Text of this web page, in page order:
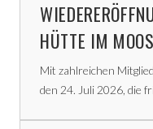
HÜTTE IM
Mit zahlreichen
den 24. Juli 2026, die